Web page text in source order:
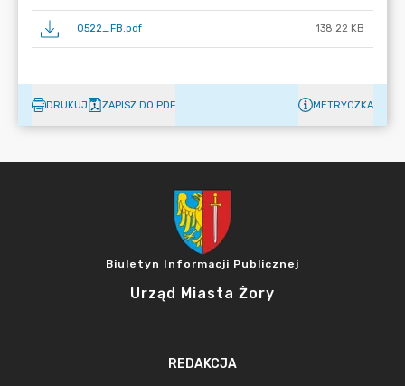
0522_FB.pdf 138.22 KB
DRUKUJ ZAPISZ DO PDF METRYCZKA
Biuletyn Informacji Publicznej
Urząd Miasta Żory
REDAKCJA